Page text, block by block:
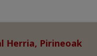
Herria, Pirineoak